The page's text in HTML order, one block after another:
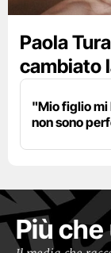
Paola
cambiato
"Mio figlio mi
non sono
Più